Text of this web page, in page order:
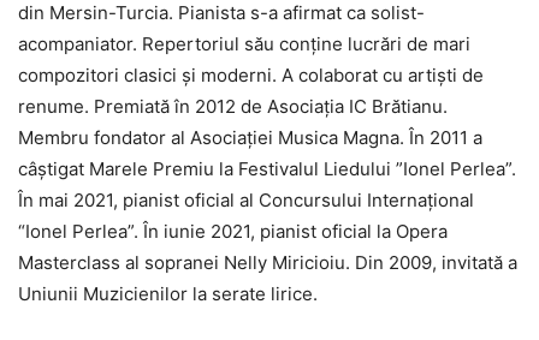
din Mersin-Turcia. Pianista s-a afirmat ca solist-
acompaniator. Repertoriul său conține lucrări de mari
compozitori clasici și moderni. A colaborat cu artiști de
renume. Premiată în 2012 de Asociația IC Brătianu.
Membru fondator al Asociației Musica Magna. În 2011 a
câștigat Marele Premiu la Festivalul Liedului ”Ionel Perlea”.
În mai 2021, pianist oficial al Concursului Internațional
“Ionel Perlea”. În iunie 2021, pianist oficial la Opera
Masterclass al sopranei Nelly Miricioiu. Din 2009, invitată a
Uniunii Muzicienilor la serate lirice.